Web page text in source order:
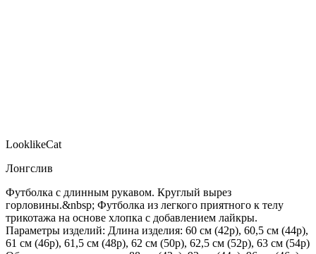
LooklikeCat
Лонгслив
Футболка с длинным рукавом. Круглый вырез
горловины.&nbsp; Футболка из легкого приятного к телу
трикотажа на основе хлопка с добавлением лайкры.
Параметры изделий: Длина изделия: 60 см (42р), 60,5 см (44р),
61 см (46р), 61,5 см (48р), 62 см (50р), 62,5 см (52р), 63 см (54р)